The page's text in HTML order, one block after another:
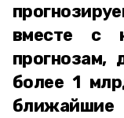
вместе с
прогнозам,
более 1